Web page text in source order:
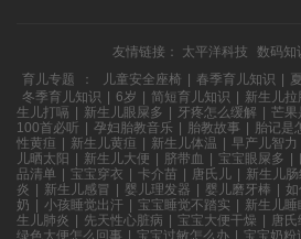
友情链接： 太平洋科技 数码知
育儿专题
： 儿童安全座椅 | 春季育儿知识 |
冬季育儿知识 | 6岁 | 简短育儿知识 | 新生儿拉
生儿打嗝 | 新生儿眼屎多 | 牙疼怎么缓解 | 芒果
100首必听 | 孕妇胎教音乐 | 胎教故事 | 胎记是
性黄疸 | 新生儿黄疸 | 新生儿体温 | 早产儿智力
儿晒太阳 | 新生儿大便 | 脐带血 | 宝宝眼屎多 |
品清单 | 宝宝穿衣 | 卡介苗 | 唐氏儿 | 新生儿
炎 | 新生儿感冒 | 婴儿理发器 | 婴儿磨牙棒 | 如
奶 | 小孩睡觉出汗 | 宝宝睡觉不踏实 | 新生儿睡
生儿肺炎 | 先天性心脏病 | 宝宝大便干燥 | 唐氏
绿色大便怎么回事 | 宝宝过敏怎么办 | 宝宝奶粉